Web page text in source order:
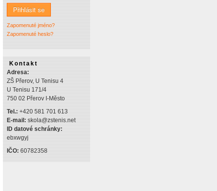
Přihlásit se
Zapomenuté jméno?
Zapomenuté heslo?
Kontakt
Adresa:
ZŠ Přerov, U Tenisu 4
U Tenisu 171/4
750 02 Přerov I-Město
Tel.: +420 581 701 613
E-mail: skola@zstenis.net
ID datové schránky:
ebxwgyj
IČO: 60782358